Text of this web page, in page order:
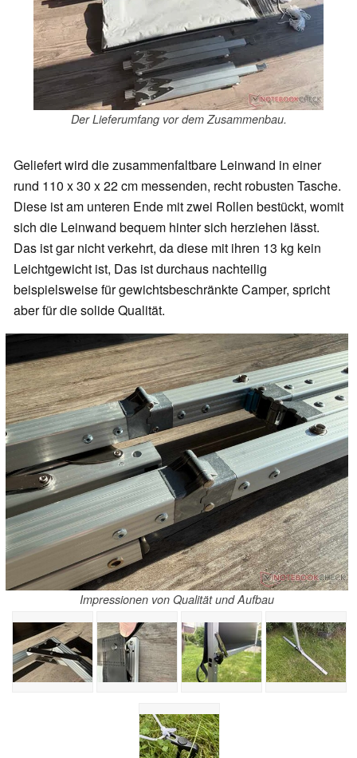
Der Lieferumfang vor dem Zusammenbau.
Geliefert wird die zusammenfaltbare Leinwand in einer
rund 110 x 30 x 22 cm messenden, recht robusten Tasche.
Diese ist am unteren Ende mit zwei Rollen bestückt, womit
sich die Leinwand bequem hinter sich herziehen lässt.
Das ist gar nicht verkehrt, da diese mit ihren 13 kg kein
Leichtgewicht ist, Das ist durchaus nachteilig
beispielsweise für gewichtsbeschränkte Camper, spricht
aber für die solide Qualität.
Impressionen von Qualität und Aufbau